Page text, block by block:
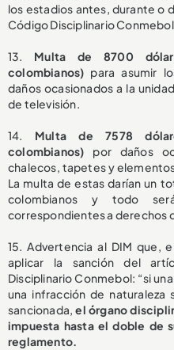
los estadios antes, durante o
Código Disciplinario
13. Multa de 8700
colombianos) para asumir
daños ocasionados a la
de televisión.
14. Multa de 7578
colombianos) por daños
chalecos, tapetes y
La multa de estas darían un
colombianos y todo
correspondientes a derechos
15. Advertencia al DIM que,
aplicar la sanción del
Disciplinario Conmebol: “si
una infracción de
sancionada,el órgano
impuesta hasta el doble de
reglamento.